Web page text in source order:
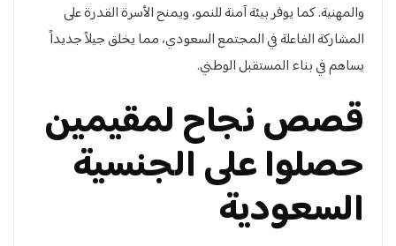
والمهنية. كما يوفر بيئة آمنة للنمو، ويمنح الأسرة القدرة على
المشاركة الفاعلة في المجتمع السعودي، مما يخلق جيلاً جديداً
يساهم في بناء المستقبل الوطني.
قصص نجاح لمقيمين
حصلوا على الجنسية
السعودية